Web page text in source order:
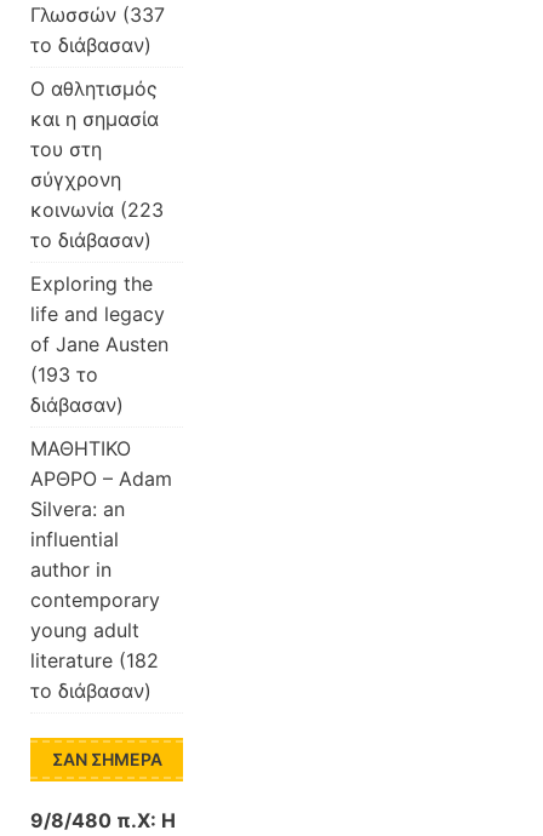
Γλωσσών (337
το διάβασαν)
Ο αθλητισμός
και η σημασία
του στη
σύγχρονη
κοινωνία (223
το διάβασαν)
Exploring the
life and legacy
of Jane Austen
(193 το
διάβασαν)
ΜΑΘΗΤΙΚΟ
ΑΡΘΡΟ – Adam
Silvera: an
influential
author in
contemporary
young adult
literature (182
το διάβασαν)
ΣΑΝ ΣΉΜΕΡΑ
9/8/480 π.Χ: Η